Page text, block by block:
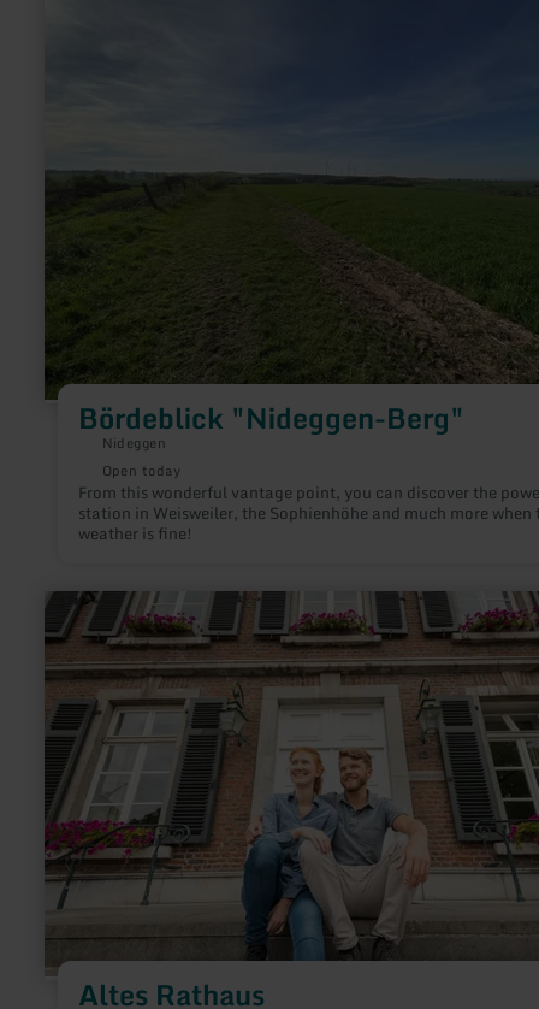
Bördeblick "Nideggen-Berg"
Nideggen
Open today
From this wonderful vantage point, you can discover the
station in Weisweiler, the Sophienhöhe and much more when
weather is fine!
Altes Rathaus
learn
more
about:
Rathaus